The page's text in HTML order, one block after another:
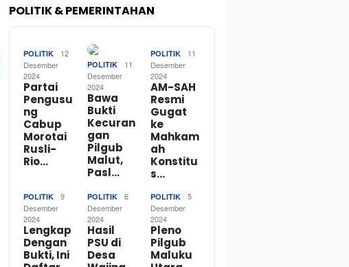
POLITIK & PEMERINTAHAN
POLITIK
12
Desember
2024
Partai
Pengusu
ng
Cabup
Morotai
Rusli-
Rio…
POLITIK
11
Desember
2024
Bawa
Bukti
Kecuran
gan
Pilgub
Malut,
Pasl…
POLITIK
11
Desember
2024
AM-SAH
Resmi
Gugat
ke
Mahkam
ah
Konstitu
s…
POLITIK
9
Desember
2024
Lengkap
Dengan
Bukti, Ini
POLITIK
6
Desember
2024
Hasil
PSU di
Desa
POLITIK
5
Desember
2024
Pleno
Pilgub
Maluku